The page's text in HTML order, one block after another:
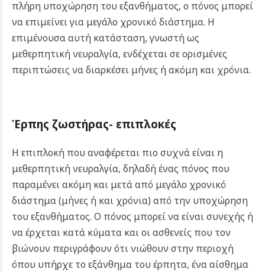
πλήρη υποχώρηση του εξανθήματος, ο πόνος μπορεί
να επιμείνει για μεγάλο χρονικό διάστημα. Η
επιμένουσα αυτή κατάσταση, γνωστή ως
μεθερπητική νευραλγία, ενδέχεται σε ορισμένες
περιπτώσεις να διαρκέσει μήνες ή ακόμη και χρόνια.
Έρπης ζωστήρας- επιπλοκές
Η επιπλοκή που αναφέρεται πιο συχνά είναι η
μεθερπητική νευραλγία, δηλαδή ένας πόνος που
παραμένει ακόμη και μετά από μεγάλο χρονικό
διάστημα (μήνες ή και χρόνια) από την υποχώρηση
του εξανθήματος. O πόνος μπορεί να είναι συνεχής ή
να έρχεται κατά κύματα και οι ασθενείς που τον
βιώνουν περιγράφουν ότι νιώθουν στην περιοχή
όπου υπήρχε το εξάνθημα του έρπητα, ένα αίσθημα